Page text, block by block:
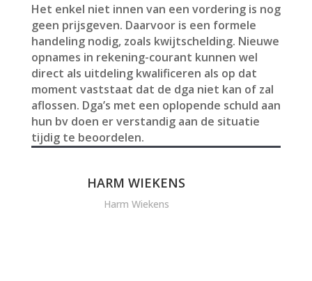
Het enkel niet innen van een vordering is nog
geen prijsgeven. Daarvoor is een formele
handeling nodig, zoals kwijtschelding. Nieuwe
opnames in rekening-courant kunnen wel
direct als uitdeling kwalificeren als op dat
moment vaststaat dat de dga niet kan of zal
aflossen. Dga’s met een oplopende schuld aan
hun bv doen er verstandig aan de situatie
tijdig te beoordelen.
HARM WIEKENS
Harm Wiekens